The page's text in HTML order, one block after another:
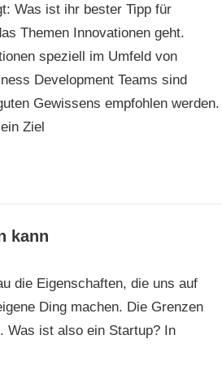
Was ist ihr bester Tipp für
Themen Innovationen geht.
speziell im Umfeld von
Development Teams sind
Gewissens empfohlen werden.
Ziel
kann
die Eigenschaften, die uns auf
Ding machen. Die Grenzen
Was ist also ein Startup? In